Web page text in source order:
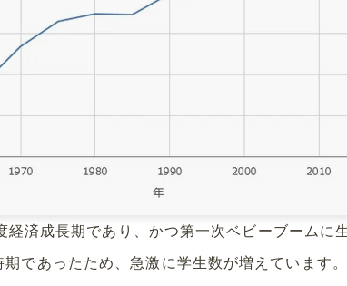
経済成長期であり、かつ第一次ベビーブームに
であったため、急激に学生数が増えています。